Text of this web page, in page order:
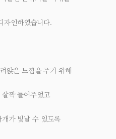
자인하였습니다.
앉은 느낌을 주기 위해
짝 들어주었고
개가 빛날 수 있도록